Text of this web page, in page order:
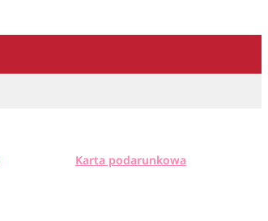
Karta podarunkowa